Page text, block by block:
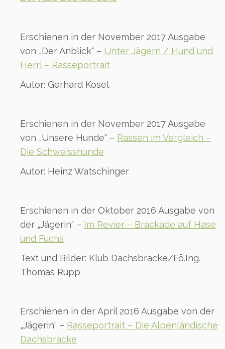
Erschienen in der November 2017 Ausgabe
von „Der Anblick“ – Unter Jägern / Hund und
Herrl – Rasseportrait
Autor: Gerhard Kosel
Erschienen in der November 2017 Ausgabe
von „Unsere Hunde“ – Rassen im Vergleich –
Die Schweisshunde
Autor: Heinz Watschinger
Erschienen in der Oktober 2016 Ausgabe von
der „Jägerin“ – Im Revier – Brackade auf Hase
und Fuchs
Text und Bilder: Klub Dachsbracke/Fö.Ing.
Thomas Rupp
Erschienen in der April 2016 Ausgabe von der
„Jägerin“ – Rasseportrait – Die Alpenländische
Dachsbracke